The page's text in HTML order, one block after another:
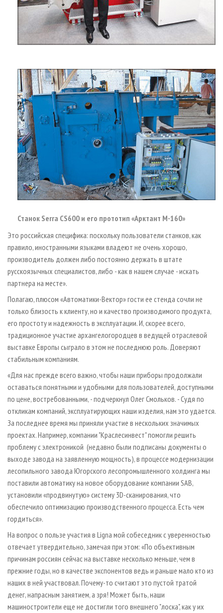
Станок Serra CS600 и его прототип «Арктант М-160»
Это российская специфика: поскольку пользователи станков, как
правило, иностранными языками владеют не очень хорошо,
производитель должен либо постоянно держать в штате
русскоязычных специалистов, либо - как в нашем случае - искать
партнера на месте».
Полагаю, плюсом «Автоматики-Вектор» гости ее стенда сочли не
только близость к клиенту, но и качество производимого продукта,
его простоту и надежность в эксплуатации. И, скорее всего,
традиционное участие архангелогородцев в ведущей отраслевой
выставке Европы сыграло в этом не последнюю роль. Доверяют
стабильным компаниям.
«Для нас прежде всего важно, чтобы наши приборы продолжали
оставаться понятными и удобными для пользователей, доступными
по цене, востребованными, - подчеркнул Олег Смольков. - Судя по
откликам компаний, эксплуатирующих наши изделия, нам это удается.
За последнее время мы приняли участие в нескольких значимых
проектах. Например, компании "Краслесинвест" помогли решить
проблему с электроникой (недавно были подписаны документы о
выходе завода на заявленную мощность), в процессе модернизации
лесопильного завода Югорского лесопромышленного холдинга мы
поставили автоматику на новое оборудование компании SAB,
установили «продвинутую» систему 3D-сканирования, что
обеспечило оптимизацию производственного процесса. Есть чем
гордиться».
На вопрос о пользе участия в Ligna мой собеседник с уверенностью
отвечает утвердительно, замечая при этом: «По объективным
причинам россиян сейчас на выставке несколько меньше, чем в
прежние годы, но в качестве экспонентов ведь и раньше мало кто из
наших в ней участвовал. Почему-то считают это пустой тратой
денег, напрасным занятием, а зря! Может быть, наши
машиностроители еще не достигли того внешнего "лоска", как у их